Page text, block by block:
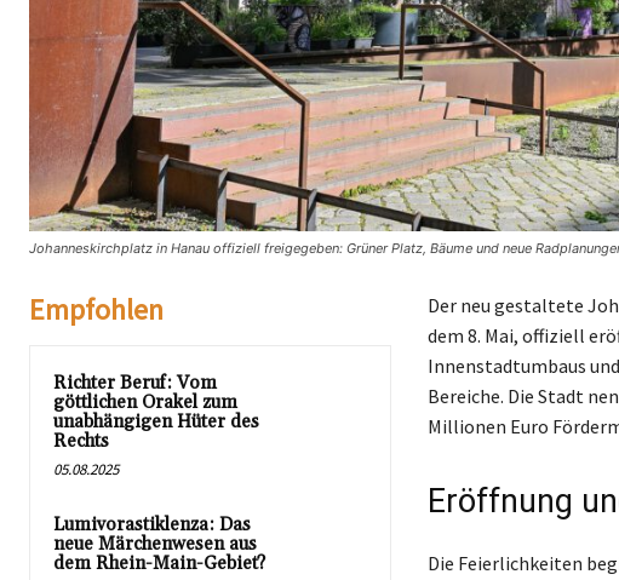
Johanneskirchplatz in Hanau offiziell freigegeben: Grüner Platz, Bäume und neue
Empfohlen
Richter Beruf: Vom
göttlichen Orakel zum
unabhängigen Hüter des
Rechts
05.08.2025
Lumivorastiklenza: Das
neue Märchenwesen aus
dem Rhein-Main-Gebiet?
Der neu gestaltete
dem 8. Mai, offiziell
Innenstadtumbaus
Bereiche. Die Stadt
Millionen Euro
Eröffnung
Die Feierlichkeiten